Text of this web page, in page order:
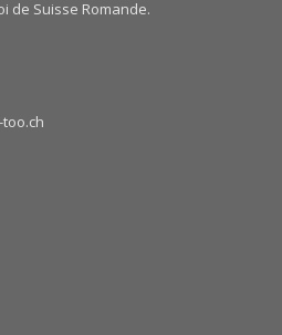
de Suisse Romande.